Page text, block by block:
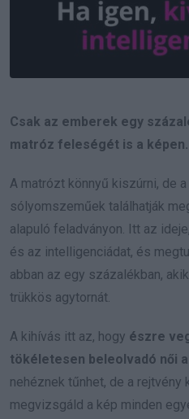
Csak az emberek egy
matróz feleségét is a képen.
A matrózt könnyű kiszúrni, de
sólyomszeműek találhatják
alapuló feladványon. Itt az
és az intelligenciádat, és
abban az egy százalékban,
trükkös agytornát.
A kihívás itt az, hogy észre
tökéletesen beleolvadó női
nehéznek tűnhet, de a rejtvény
megvizsgáld a kép minden